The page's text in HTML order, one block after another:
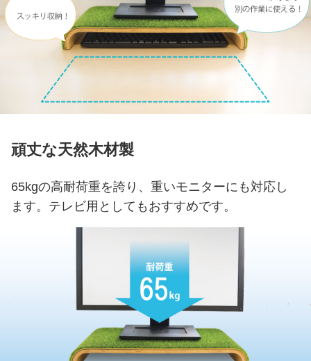
頑丈な天然木材製
65kgの高耐荷重を誇り、重いモニターにも対応し
ます。テレビ用としてもおすすめです。